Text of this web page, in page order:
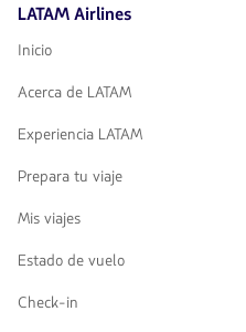
LATAM Airlines
Inicio
Acerca de LATAM
Experiencia LATAM
Prepara tu viaje
Mis viajes
Estado de vuelo
Check-in